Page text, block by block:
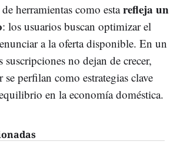
herramientas como estarefleja un
: los usuarios buscan optimizar el
a la oferta disponible. En un
no dejan de crecer,
perfilan como estrategias clave
en la economía doméstica.